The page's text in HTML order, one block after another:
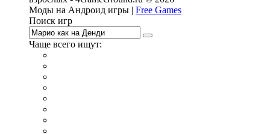
Моды на Андроид игры | Free Games
Поиск игр
Чаще всего ищут: